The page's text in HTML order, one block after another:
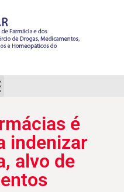
é
indenizar
alvo de